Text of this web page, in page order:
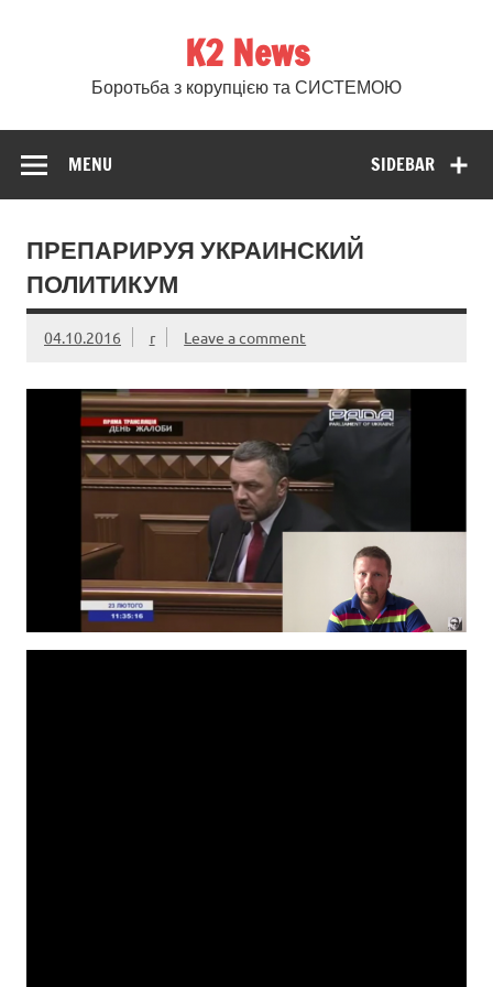
K2 News
Боротьба з корупцією та СИСТЕМОЮ
SIDEBAR
MENU
ПРЕПАРИРУЯ УКРАИНСКИЙ
ПОЛИТИКУМ
04.10.2016 r Leave a comment